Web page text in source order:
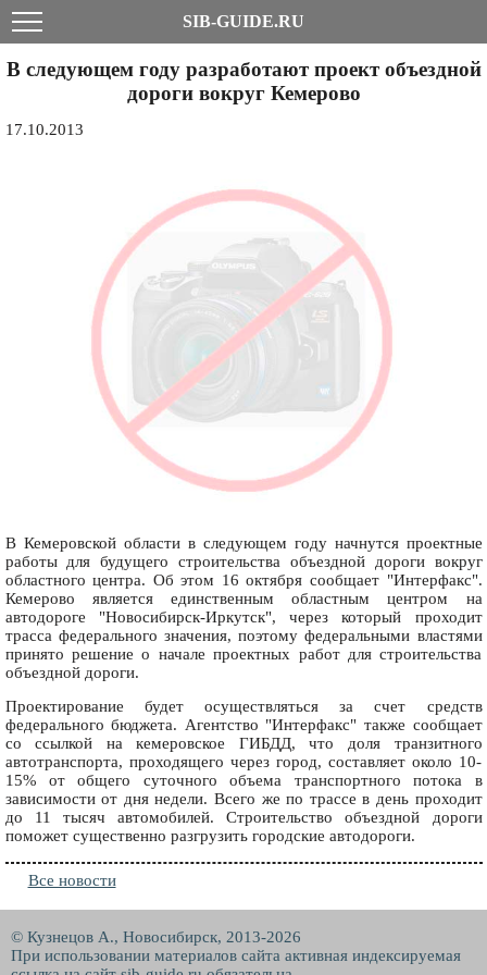
SIB-GUIDE.RU
В следующем году разработают проект объездной
дороги вокруг Кемерово
17.10.2013
В Кемеровской области в следующем году начнутся проектные
работы для будущего строительства объездной дороги вокруг
областного центра. Об этом 16 октября сообщает "Интерфакс".
Кемерово является единственным областным центром на
автодороге "Новосибирск-Иркутск", через который проходит
трасса федерального значения, поэтому федеральными властями
принято решение о начале проектных работ для строительства
объездной дороги.
Проектирование будет осуществляться за счет средств
федерального бюджета. Агентство "Интерфакс" также сообщает
со ссылкой на кемеровское ГИБДД, что доля транзитного
автотранспорта, проходящего через город, составляет около 10-
15% от общего суточного объема транспортного потока в
зависимости от дня недели. Всего же по трассе в день проходит
до 11 тысяч автомобилей. Строительство объездной дороги
поможет существенно разгрузить городские автодороги.
Все новости
© Кузнецов А., Новосибирск, 2013-2026
При использовании материалов сайта активная индексируемая